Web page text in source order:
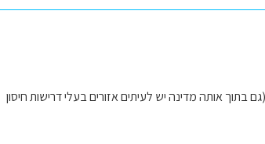
בתוך אותה מדינה יש לעיתים אזורים בעלי דרישות חיסון